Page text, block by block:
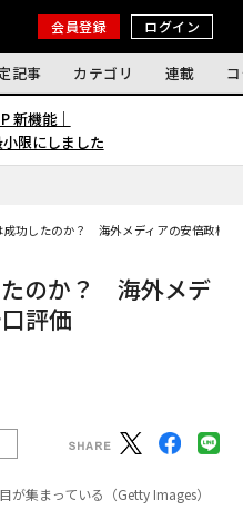
会員登録 ログイン
記事 カテゴリ 連載
新機能｜
限にしました
成功したのか？ 海外メディアの安倍政権へ
たのか？ 海外メデ
評価
集まっている（Getty Images）